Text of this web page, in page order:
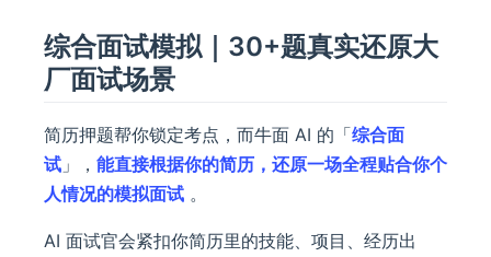
综合面试模拟｜30+题真实还原大
厂面试场景
简历押题帮你锁定考点，而牛面 AI 的「综合面
试 」， 能直接根据你的简历，还原一场全程贴合你个
人情况的模拟面试 。
AI 面试官会紧扣你简历里的技能、项目、经历出